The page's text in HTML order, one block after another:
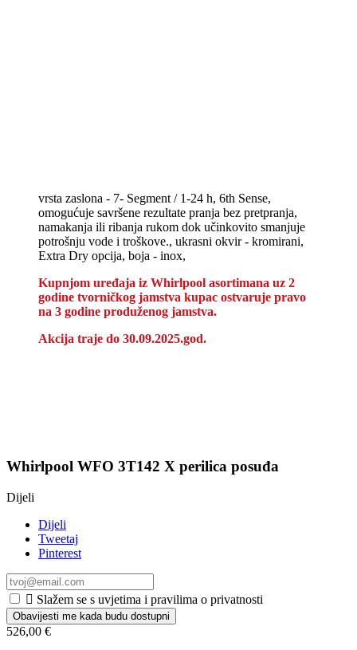
vrsta zaslona - 7- Segment / 1-24 h, 6th Sense,
omogućuje savršene rezultate pranja bez pretpranja,
namakanja ili ribanja rukom dok učinkovito smanjuje
potrošnju vode i troškove., ukrasni okvir - kromirani,
Extra Dry opcija, boja - inox,
Kupnjom uređaja iz Whirlpool asortimana uz 2
godine tvorničkog jamstva kupac ostvaruje pravo
na 3 godine produženog jamstva.
Akcija traje do 30.09.2025.god.
Whirlpool WFO 3T142 X perilica posuđa
Dijeli
Dijeli
Tweetaj
Pinterest
 Slažem se s uvjetima i pravilima o privatnosti
Obavijesti me kada budu dostupni
526,00 €